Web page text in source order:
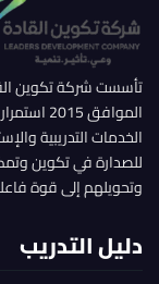
الخدمات التدريبية
للصدارة في تكوين
وتحويلهم إلى قوة
دليل التدريب